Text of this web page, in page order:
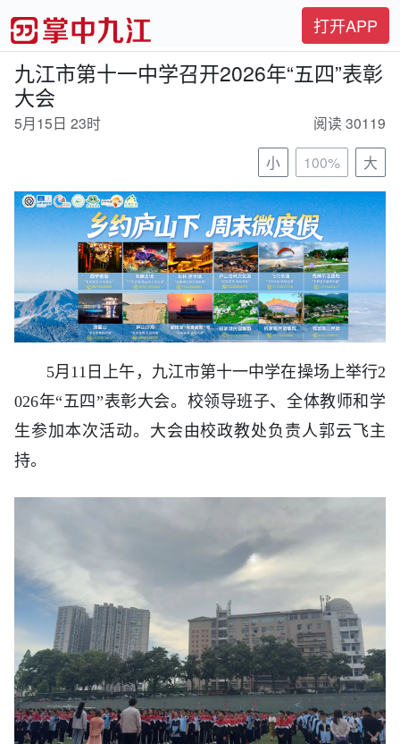
打开APP
九江市第十一中学召开2026年“五四”表彰
大会
5月15日 23时
阅读 30119
小
100% 大
5月11日上午，九江市第十一中学在操场上举行2
026年“五四”表彰大会。校领导班子、全体教师和学
生参加本次活动。大会由校政教处负责人郭云飞主
持。